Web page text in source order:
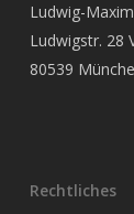
Ludwig-
Ludwigstr. 28
80539
Rechtliches